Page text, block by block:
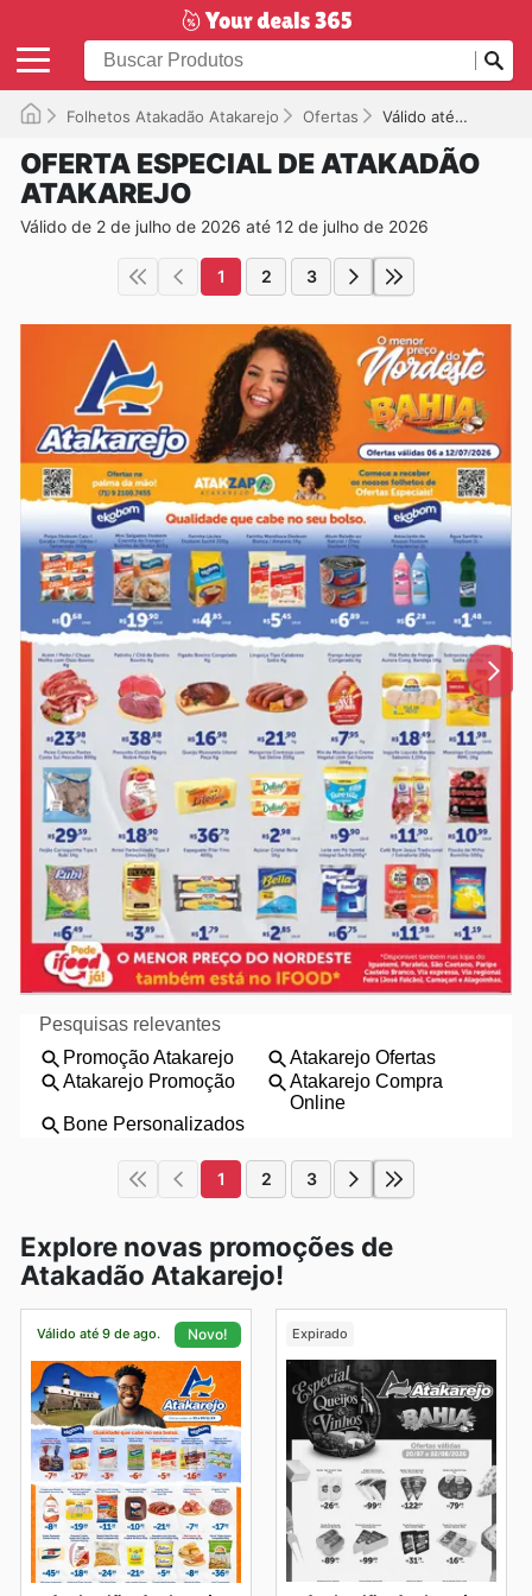
Folhetos Atakadão Atakarejo Ofertas Válido até 12/07/2026
OFERTA ESPECIAL DE ATAKADÃO
ATAKAREJO
Válido de 2 de julho de 2026 até 12 de julho de 2026
1 2 3
1 2 3
Explore novas promoções de
Atakadão Atakarejo!
Válido até 9 de ago. Novo! Expirado